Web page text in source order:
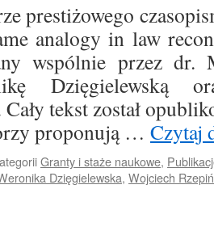
prestiżowego
analogy in law
wspólnie przez dr.
Dzięgielewską
tekst został
proponują … Czytaj
Granty i staże naukowe,
Dzięgielewska, Wojciech